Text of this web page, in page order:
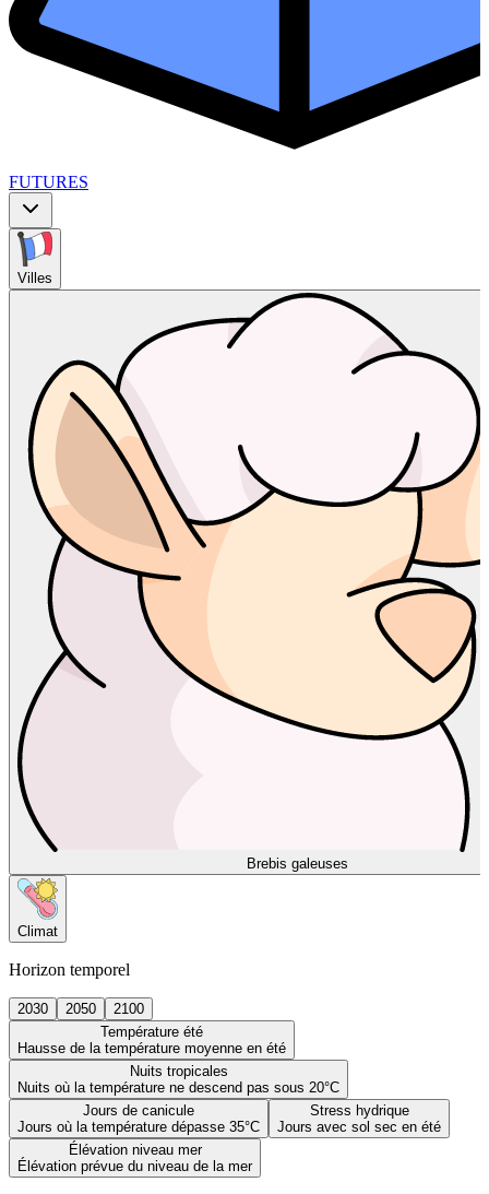
FUTURES
Villes
Brebis galeuses
Climat
Horizon temporel
2030 2050
2100
Température été
Hausse de la température moyenne en été
Nuits tropicales
Nuits où la température ne descend pas sous 20°C
Jours de canicule
Jours où la température dépasse 35°C
Stress hydrique
Jours avec sol sec en été
Élévation niveau mer
Élévation prévue du niveau de la mer